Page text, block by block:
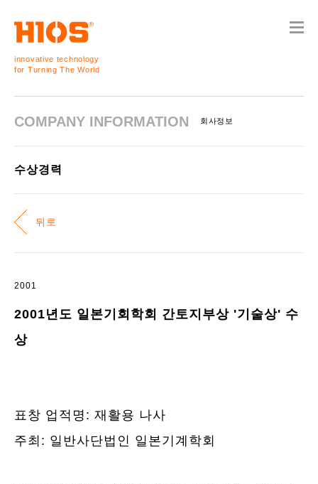
innovative technology
for Turning The World
COMPANY INFORMATION 회사정보
수상경력
뒤로
2001
2001년도 일본기회학회 간토지부상 '기술상' 수
상
표창 업적명: 재활용 나사
주최: 일반사단법인 일본기계학회